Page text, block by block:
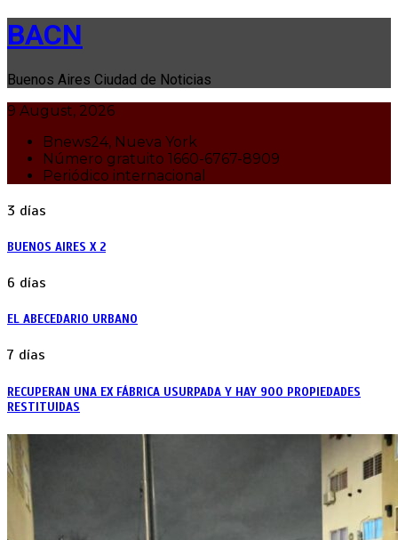
BACN
Buenos Aires Ciudad de Noticias
9 August, 2026
Bnews24, Nueva York
Número gratuito 1660-6767-8909
Periódico internacional
3 días
BUENOS AIRES X 2
6 días
EL ABECEDARIO URBANO
7 días
RECUPERAN UNA EX FÁBRICA USURPADA Y HAY 900 PROPIEDADES
RESTITUIDAS